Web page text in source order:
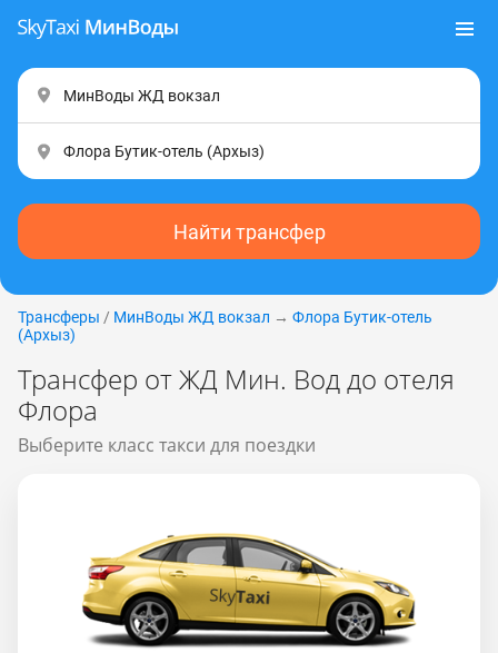
Найти трансфер
Трансферы / МинВоды ЖД вокзал → Флора Бутик-отель
(Apxыз)
Трансфер от ЖД Мин. Вод до отеля
Флора
Выберите класс такси для поездки